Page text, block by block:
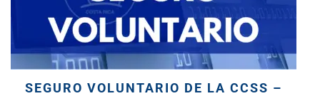
SEGURO VOLUNTARIO DE LA CCSS –